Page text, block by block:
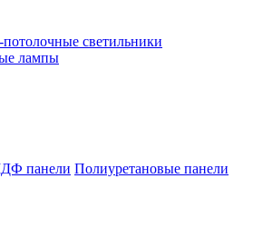
потолочные светильники
лампы
панели Полиуретановые панели